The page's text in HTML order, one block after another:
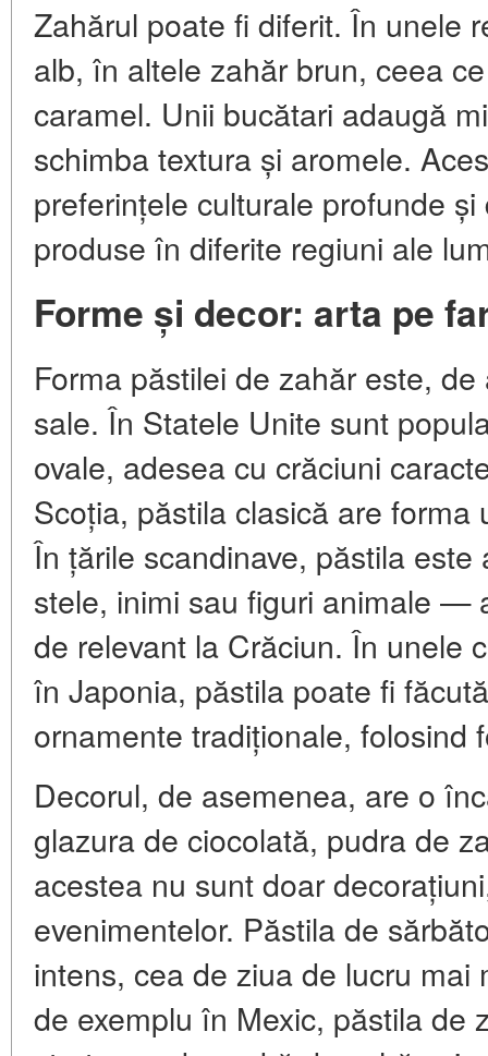
Zahărul poate fi diferit. În unele
alb, în altele zahăr brun, ceea
caramel. Unii bucătari adaugă
schimba textura și aromele.
preferințele culturale profunde
produse în diferite regiuni ale
Forme și decor: arta pe
Forma păstilei de zahăr este,
sale. În Statele Unite sunt
ovale, adesea cu crăciuni
Scoția, păstila clasică are
În țările scandinave, păstila
stele, inimi sau figuri animale —
de relevant la Crăciun. În unele
în Japonia, păstila poate fi
ornamente tradiționale, folosind
Decorul, de asemenea, are o
glazura de ciocolată, pudra de
acestea nu sunt doar
evenimentelor. Păstila de
intens, cea de ziua de lucru
de exemplu în Mexic, păstila de